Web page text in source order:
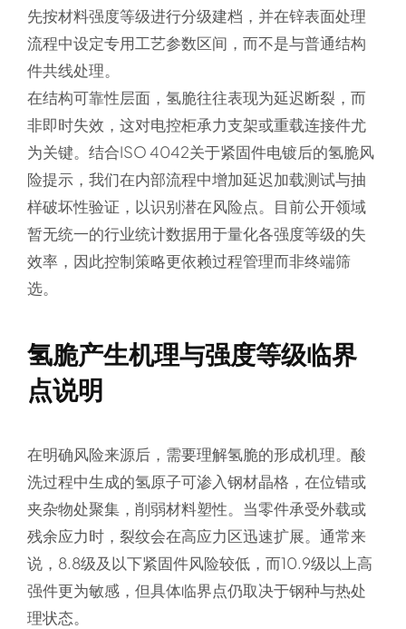
先按材料强度等级进行分级建档，并在锌表面处理
流程中设定专用工艺参数区间，而不是与普通结构
件共线处理。
在结构可靠性层面，氢脆往往表现为延迟断裂，而
非即时失效，这对电控柜承力支架或重载连接件尤
为关键。结合ISO 4042关于紧固件电镀后的氢脆风
险提示，我们在内部流程中增加延迟加载测试与抽
样破坏性验证，以识别潜在风险点。目前公开领域
暂无统一的行业统计数据用于量化各强度等级的失
效率，因此控制策略更依赖过程管理而非终端筛
选。
氢脆产生机理与强度等级临界
点说明
在明确风险来源后，需要理解氢脆的形成机理。酸
洗过程中生成的氢原子可渗入钢材晶格，在位错或
夹杂物处聚集，削弱材料塑性。当零件承受外载或
残余应力时，裂纹会在高应力区迅速扩展。通常来
说，8.8级及以下紧固件风险较低，而10.9级以上高
强件更为敏感，但具体临界点仍取决于钢种与热处
理状态。